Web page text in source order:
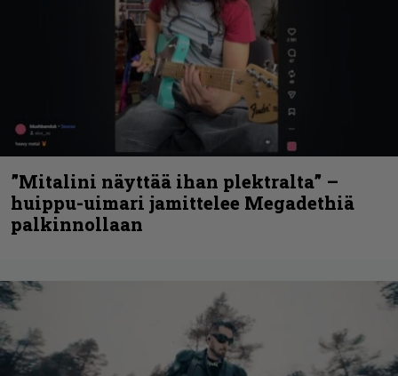
”Mitalini näyttää ihan plektralta” –
huippu-uimari jamittelee Megadethiä
palkinnollaan